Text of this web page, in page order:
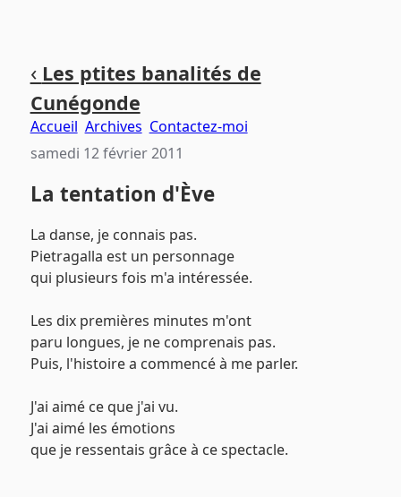
contenu
principal
menu
principal
‹ Les ptites banalités de
Cunégonde
Accueil Archives Contactez-moi
samedi 12 février 2011
La tentation d'Ève
La danse, je connais pas.
Pietragalla est un personnage
qui plusieurs fois m'a intéressée.
Les dix premières minutes m'ont
paru longues, je ne comprenais pas.
Puis, l'histoire a commencé à me parler.
J'ai aimé ce que j'ai vu.
J'ai aimé les émotions
que je ressentais grâce à ce spectacle.